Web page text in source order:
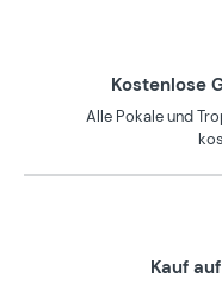
Kostenlose
Alle Pokale und
Kauf